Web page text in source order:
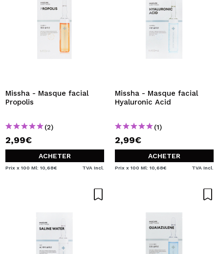
Missha - Masque facial
Propolis
(2)
2,99€
ACHETER
Prix x 100 Ml: 10,68€ TVA Incl.
Missha - Masque facial
Hyaluronic Acid
(1)
2,99€
ACHETER
Prix x 100 Ml: 10,68€ TVA Incl.